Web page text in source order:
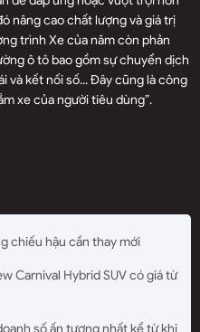
nâng cao chất lượng và giá trị
trình Xe của năm còn phản
ô tô bao gồm sự chuyển dịch
và kết nối số... Đây cũng là công
xe của người tiêu dùng”.
chiếu hậu cần thay mới
Carnival Hybrid SUV có giá từ
số ấn tượng nhất kể từ khi